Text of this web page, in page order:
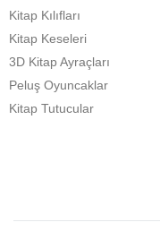
Kitap Kılıfları
Kitap Keseleri
3D Kitap Ayraçları
Peluş Oyuncaklar
Kitap Tutucular